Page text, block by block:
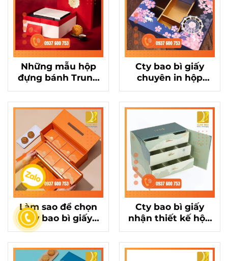
Những mẫu hộp
đựng bánh Trung
Thu cao cấp từ cty
bao bì giấy hàng
đầu
Cty bao bì giấy
chuyên in hộp
đựng bánh Trung
Thu số lượng lớn,
giá cạnh tranh
Làm sao để chọn
cty bao bì giấy
chất lượng cho hộp
đựng bánh Trung
Thu?
Cty bao bì giấy
nhận thiết kế hộp
đựng bánh Trung
Thu theo yêu cầu